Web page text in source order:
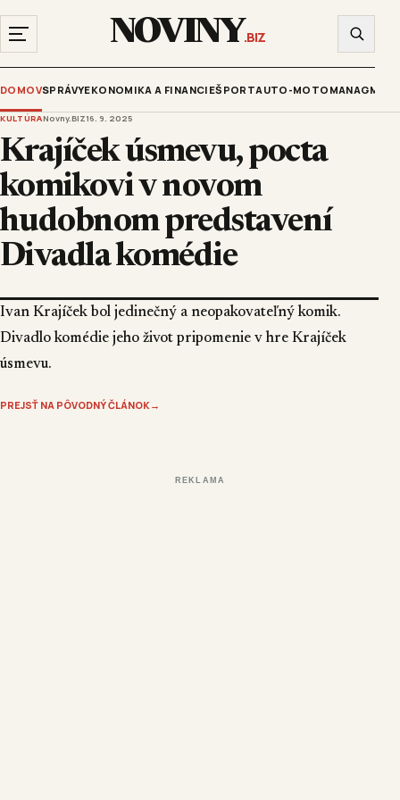
NOVINY.BIZ
DOMOVSPRÁVYEKONOMIKA A FINANCIEŠPORTAUTO-MOTO
KULTÚRANovny.BIZ16. 9. 2025
Krajíček úsmevu, pocta
komikovi v novom
hudobnom predstavení
Divadla komédie
Ivan Krajíček bol jedinečný a neopakovateľný komik.
Divadlo komédie jeho život pripomenie v hre Krajíček
úsmevu.
PREJSŤ NA PÔVODNÝ ČLÁNOK →
REKLAMA